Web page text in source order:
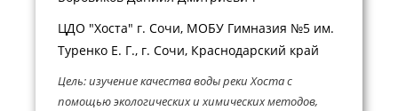
ЦДО "Хоста" г. Сочи, МОБУ Гимназия №5 им.
Туренко Е. Г., г. Сочи, Краснодарский край
Цель: изучение качества воды реки Хоста с
помощью экологических и химических методов,